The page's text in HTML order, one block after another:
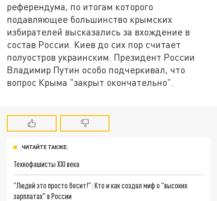
референдума, по итогам которого
подавляющее большинство крымских
избирателей высказались за вхождение в
состав России. Киев до сих пор считает
полуостров украинским. Президент России
Владимир Путин особо подчеркивал, что
вопрос Крыма "закрыт окончательно".
ЧИТАЙТЕ ТАКЖЕ:
Технофашисты XXI века
"Людей это просто бесит!": Кто и как создал миф о "высоких
зарплатах" в России